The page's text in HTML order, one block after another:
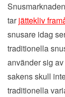
tar jättekliv
snusare idag
traditionella
använder sig
sakens skull
traditionella